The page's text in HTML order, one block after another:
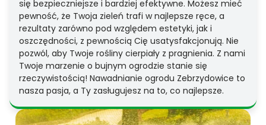
się bezpieczniejsze i bardziej efektywne. Możesz mieć
pewność, że Twoja zieleń trafi w najlepsze ręce, a
rezultaty zarówno pod względem estetyki, jak i
oszczędności, z pewnością Cię usatysfakcjonują. Nie
pozwól, aby Twoje rośliny cierpiały z pragnienia. Z nami
Twoje marzenie o bujnym ogrodzie stanie się
rzeczywistością! Nawadnianie ogrodu Zebrzydowice to
nasza pasja, a Ty zasługujesz na to, co najlepsze.